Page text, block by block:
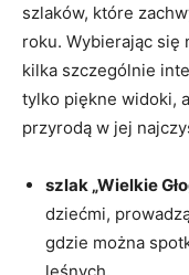
szlaków, które
roku. Wybierając się
kilka szczególnie
tylko piękne widoki,
przyrodą w jej
szlak „Wielkie
dziećmi,
gdzie można